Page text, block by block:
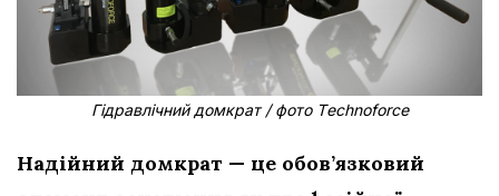
Гідравлічний домкрат / фото Тechnoforce
Надійний домкрат — це обов’язковий